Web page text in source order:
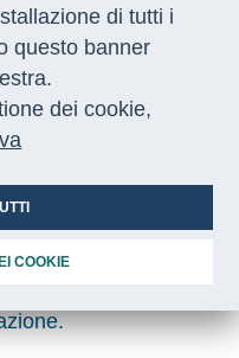
Siciliana,
i Centri per
di Palermo,
e Agrigento, e in
con la
e Sviluppo Lavoro
di potenziare
di tutti i
questo banner
dei cookie,
COOKIE